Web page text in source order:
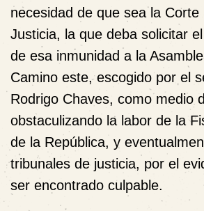
necesidad de que sea la Corte
Justicia, la que deba solicitar
de esa inmunidad a la
Camino este, escogido por el
Rodrigo Chaves, como medio
obstaculizando la labor de la
de la República, y
tribunales de justicia, por el
ser encontrado culpable.